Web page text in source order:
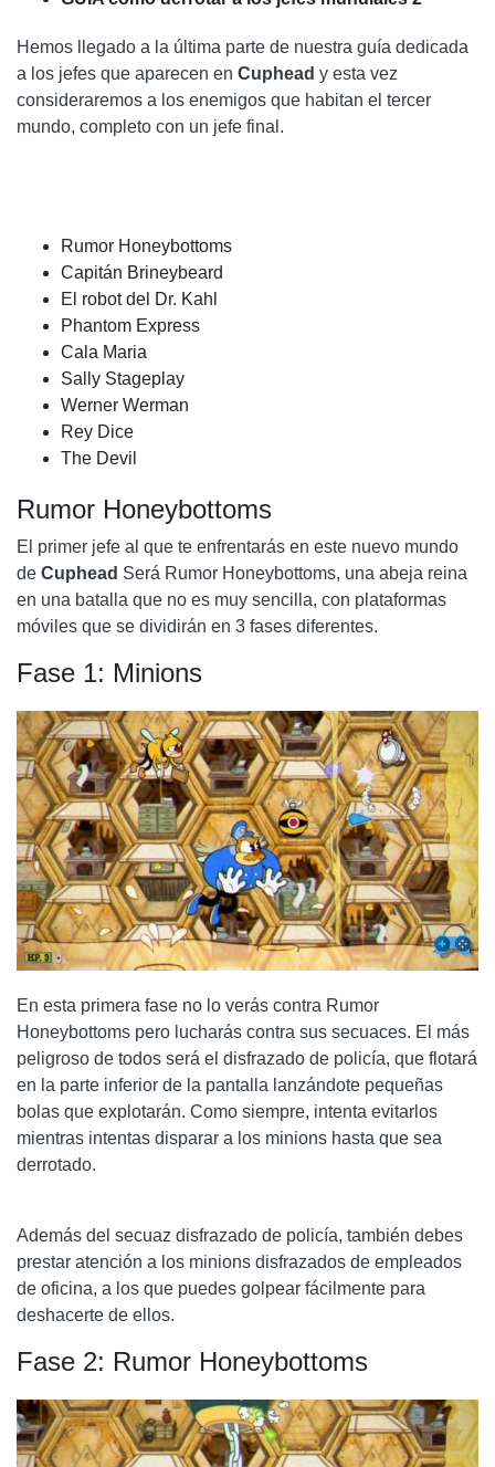
ETAPA 4: LOCOMOTORA DE LA MUERTE
CALA MARIA
FASE 3: LA CUEVA
SALLY STAGEPLAY
FASE 1: LA NOVIA
FASE 2: LA MADRE
FASE 3: LA VENGANZA DE SALLY
FASE 4: CAE EL TELÓN
WERNER WERMAN
FASE 1: LATA BLINDADA
FASE 2: LANZALLAMAS
FASE 3: GATO
REY DICE
FASE 1: TIRA EL DADO
RECUADRO 3: PUROS Y CIGARRILLOS
CAJA 4: DOMINÓ
RECUADRO 7: RULETA
CAJAS DE SEGURIDAD
JEFE: KING DICE
FASE 1: EL DIABLO
FASE 2: OJOS DEL DIABLO PARTE 1
FASE 3: OJOS DEL DIABLO PARTE 2
ETAPA 4: LÁGRIMAS DE COCODRILO
Hemos llegado a la última parte de nuestra guía dedicada
a los jefes que aparecen en Cuphead y esta vez
consideraremos a los enemigos que habitan el tercer
mundo, completo con un jefe final.
Rumor Honeybottoms
Capitán Brineybeard
El robot del Dr. Kahl
Phantom Express
Cala Maria
Sally Stageplay
Werner Werman
Rey Dice
The Devil
Rumor Honeybottoms
El primer jefe al que te enfrentarás en este nuevo mundo
de Cuphead Será Rumor Honeybottoms, una abeja reina
en una batalla que no es muy sencilla, con plataformas
móviles que se dividirán en 3 fases diferentes.
Fase 1: Minions
En esta primera fase no lo verás contra Rumor
Honeybottoms pero lucharás contra sus secuaces. El más
peligroso de todos será el disfrazado de policía, que flotará
en la parte inferior de la pantalla lanzándote pequeñas
bolas que explotarán. Como siempre, intenta evitarlos
mientras intentas disparar a los minions hasta que sea
derrotado.
Además del secuaz disfrazado de policía, también debes
prestar atención a los minions disfrazados de empleados
de oficina, a los que puedes golpear fácilmente para
deshacerte de ellos.
Fase 2: Rumor Honeybottoms